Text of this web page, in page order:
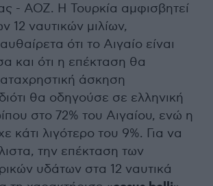
- ΑΟΖ. Η Τουρκία αμφισβητεί
12 ναυτικών μιλίων,
ότι το Αιγαίο είναι
και ότι η επέκταση θα
άσκηση
θα οδηγούσε σε ελληνική
στο 72% του Αιγαίου, ενώ η
κάτι λιγότερο του 9%. Για να
την επέκταση των
υδάτων στα 12 ναυτικά